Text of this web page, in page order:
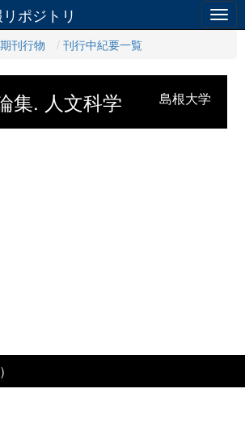
ポジトリ
刊行物 刊行中紀要一覧
島根大学
集. 人文科学